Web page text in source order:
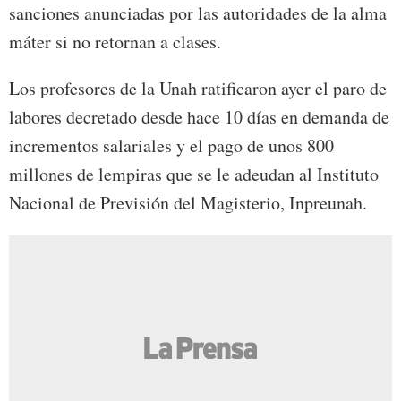
sanciones anunciadas por las autoridades de la alma
máter si no retornan a clases.
Los profesores de la Unah ratificaron ayer el paro de
labores decretado desde hace 10 días en demanda de
incrementos salariales y el pago de unos 800
millones de lempiras que se le adeudan al Instituto
Nacional de Previsión del Magisterio, Inpreunah.